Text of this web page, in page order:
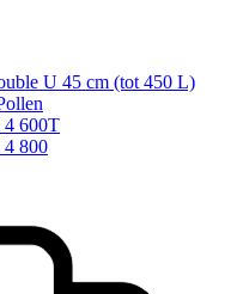
U 45 cm (tot 450 L)
4 600T
4 800